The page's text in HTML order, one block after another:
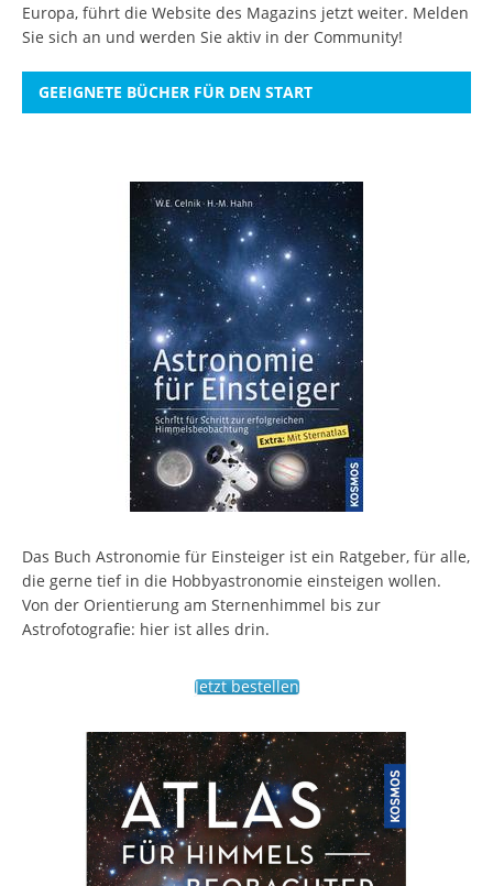
Europa, führt die Website des Magazins jetzt weiter. Melden
Sie sich an und werden Sie aktiv in der Community!
GEEIGNETE BÜCHER FÜR DEN START
Das Buch Astronomie für Einsteiger ist ein Ratgeber, für alle,
die gerne tief in die Hobbyastronomie einsteigen wollen.
Von der Orientierung am Sternenhimmel bis zur
Astrofotografie: hier ist alles drin.
Jetzt bestellen